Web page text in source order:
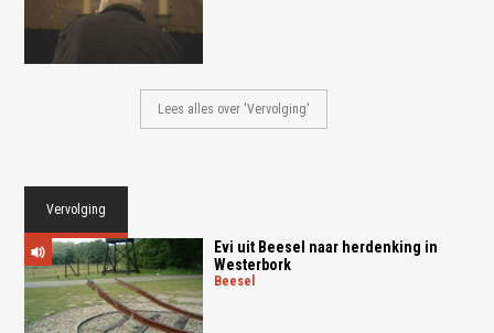
Lees alles over 'Vervolging'
Vervolging
Evi uit Beesel naar herdenking in
Westerbork
beesel